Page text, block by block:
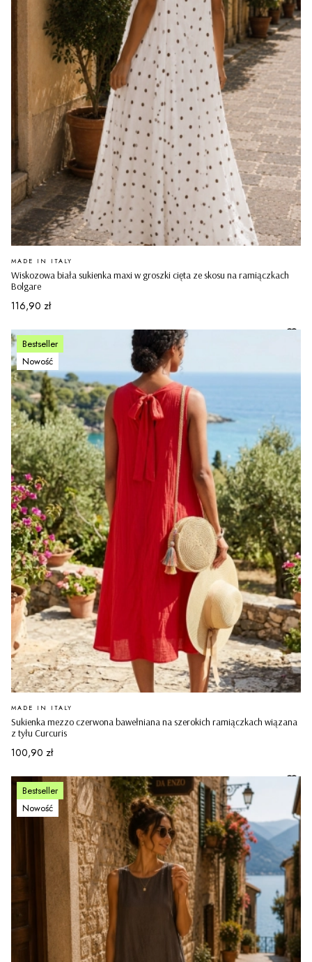
Wiskozowa biała sukienka maxi w groszki cięta ze skosu na ramiączkach
Bolgare
PRODUCENT
MADE IN ITALY
Cena
116,90 zł
Bestseller
Nowość
Sukienka mezzo czerwona bawełniana na szerokich ramiączkach wiązana
z tyłu Curcuris
PRODUCENT
MADE IN ITALY
Cena
100,90 zł
Bestseller
Nowość